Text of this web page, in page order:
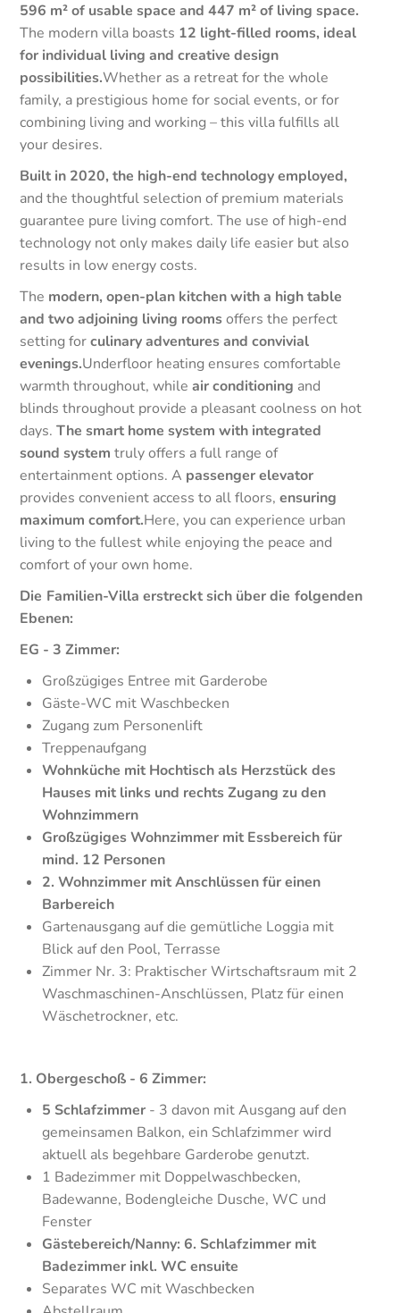
596 m² of usable space and 447 m² of living space.
The modern villa boasts 12 light-filled rooms, ideal
for individual living and creative design
possibilities.Whether as a retreat for the whole
family, a prestigious home for social events, or for
combining living and working – this villa fulfills all
your desires.
Built in 2020, the high-end technology employed,
and the thoughtful selection of premium materials
guarantee pure living comfort. The use of high-end
technology not only makes daily life easier but also
results in low energy costs.
The modern, open-plan kitchen with a high table
and two adjoining living roomsoffers the perfect
setting forculinary adventures and convivial
evenings.Underfloor heating ensures comfortable
warmth throughout, whileair conditioning and
blinds throughout provide a pleasant coolness on hot
days.The smart home system with integrated
sound systemtruly offers a full range of
entertainment options. A passenger elevator
provides convenient access to all floors,ensuring
maximum comfort.Here, you can experience urban
living to the fullest while enjoying the peace and
comfort of your own home.
Die Familien-Villa erstreckt sich über die folgenden
Ebenen:
EG - 3 Zimmer:
Großzügiges Entree mit Garderobe
Gäste-WC mit Waschbecken
Zugang zum Personenlift
Treppenaufgang
Wohnküche mit Hochtisch als Herzstück des
Hauses mit links und rechts Zugang zu den
Wohnzimmern
Großzügiges Wohnzimmer mit Essbereich für
mind. 12 Personen
2. Wohnzimmer mit Anschlüssen für einen
Barbereich
Gartenausgang auf die gemütliche Loggia mit
Blick auf den Pool, Terrasse
Zimmer Nr. 3: Praktischer Wirtschaftsraum mit 2
Waschmaschinen-Anschlüssen, Platz für einen
Wäschetrockner, etc.
1. Obergeschoß - 6 Zimmer:
5 Schlafzimmer - 3 davon mit Ausgang auf den
gemeinsamen Balkon, ein Schlafzimmer wird
aktuell als begehbare Garderobe genutzt.
1 Badezimmer mit Doppelwaschbecken,
Badewanne, Bodengleiche Dusche, WC und
Fenster
Gästebereich/Nanny: 6. Schlafzimmer mit
Badezimmer inkl. WC ensuite
Separates WC mit Waschbecken